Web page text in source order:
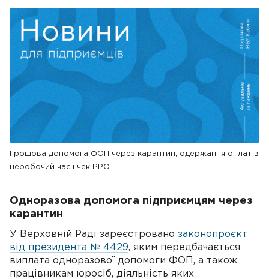
Грошова допомога ФОП через карантин, одержання оплат в
неробочий час і чек РРО
Одноразова допомога підприємцям через
карантин
У Верховній Раді зареєстровано законопроєкт
від президента № 4429, яким передбачається
виплата одноразової допомоги ФОП, а також
працівникам юросіб, діяльність яких